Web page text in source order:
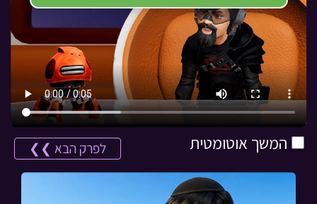
המשך אוטומטית לפרק הבא ❯❯